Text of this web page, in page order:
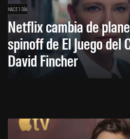
HACE 1 DÍA
Netflix cambia de
spinoff de El Juego del
David Fincher